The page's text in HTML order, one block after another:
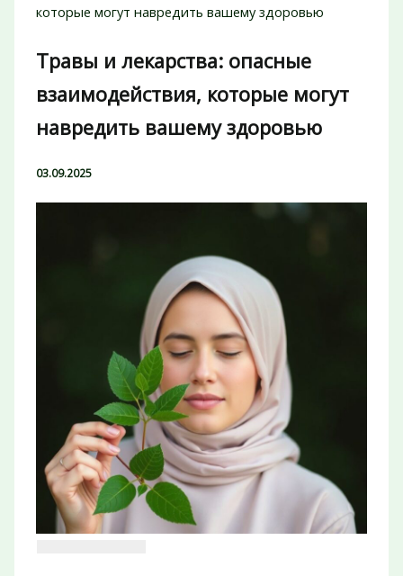
которые могут навредить вашему здоровью
Травы и лекарства: опасные
взаимодействия, которые могут
навредить вашему здоровью
03.09.2025